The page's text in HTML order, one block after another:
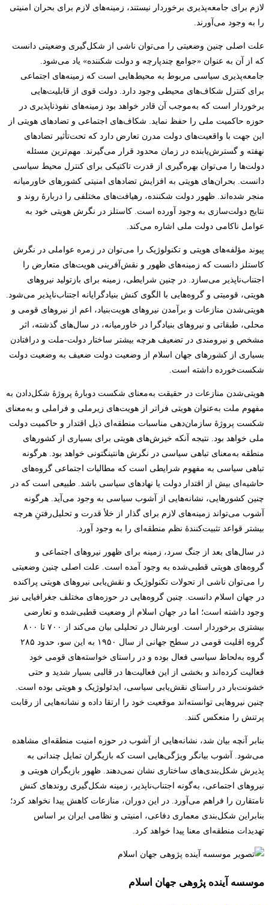
لازم برای جامعه‌پذیری برخوردار نیستند، زمینه‌های لازم برای بحران امنیتی
را به وجود می‌آورند.
علت اصلی چنین وضعیتی را می‌توان ناشی از شکل‌گیری وضعیتی دانست
که از آن به عنوان «جوامع چندپارچه و دولت شکننده» یاد می‌شود.
جامعه‌پذیری سیاسی مربوط به محیط‌هایی است که زمینه‌های اجتماعی
برای کنترل شکاف‌های محیطی وجود دارد. دولت قوی از قابلیت‌هایی
برخوردار است که به‌موجب آن قادر خواهد بود زمینه‌های نفوذناپذیری در
حوزه حاکمیت ملی را حفظ نماید. شکاف‌های اجتماعی و تضادهای هویتی از
این جهت با واقعیت‌های دولت مدرن تعارض دارد که تحت‌تأثیر تضادهای
نهفته و گسترش‌یابنده در زمان محدود قرار می‌گیرند. مهم‌ترین مسئله
دولت‌ها را می‌توان بهره‌گیری از قدرت تاکتیکی برای کنترل محیط سیاسی
دانست. بحران‌های هویتی به افزایش تضادهای امنیتی کشورهای خاورمیانه
منجر شده‌اند. ظهور دولت شکننده، رهیافت‌های مختلفی را دربارۀ روند و
نتایج دولت‌سازی به وجود آورده است. کاستلز در نگرش هویتی خود به
عوامل ناکامی دولت ملی اشاره می‌کند.
پیوند مؤلفه‌های هویتی و تکنولوژیک را می‌توان در زمره عواملی در نگرش
کاستلز دانست که زمینه‌های ظهور و نقش‌آفرینی هویت‌های متعارض را
اجتناب‌ناپذیر می‌سازد. در چنین شرایطی، زمینه برای بازتولید نیروهای
هویتی، قومیتی و گروه‌هایی با الگوی کنش بنیادگرایانه اجتناب‌ناپذیر می‌شود.
هویتی‌شدن منازعات و برآمدن نیروهای هویت‌بنیاد، اعم از نیروهای قومی و
محلی، طبقاتی و نیروهای بنیادگرا در خاورمیانه، در سال‌های گذشته، اثر
مشخص و نیرومندی در تضعیف هرچه بیشتر ساختار دولت-ملت و درافتادن
بسیاری از کشورهای جهان اسلام از وضعیت دولت ضعیف به وضعیت دولت
شکست‌خورده داشته است.
هویتی‌شدن منازعات در حقیقت به‌معنای شکست دوبارۀ پروژۀ شکل‌دادن به
مفهوم ملت به‌عنوان هویتی فراتر از هویت‌های زیرملی و فراملی و به‌معنای
شکست پروژۀ سازمان‌دهی مناسبات منطقه‌ای ذیل اقتدار و حاکمیت دولت
ملی خواهد بود. نتیجه آنکه خیزش‌های هویتی برای بسیاری از کشورهای
منطقه به‌معنای تباهی سیاسی در نگرش هانتینگتونی خواهد بود. هرگونه
تباهی سیاسی به مفهوم شرایطی است که مطالبات اجتماعی گروه‌های
حاشیه‌ای بیش از اقتدار دولت یا نهادهای سیاسی باشد. طبیعی است که در
چنین کشورهایی، نشانه‌هایی از آشوب سیاسی به وجود می‌آید. هرگونه
آشوب می‌تواند زمینه‌های لازم برای گذار از خلأ قدرت و تحلیل‌رفتنِ هرچه
بیشتر قواعد تثبیت‌کنندۀ نظم منطقه‌ای را به وجود آورد.
در سال‌های بعد از جنگ سرد، زمینه برای ظهور نیروهای اجتماعی و
گروه‌های هویتی قطبی‌شده به وجود آمده است. علت اصلی چنین وضعیتی
را می‌توان ناشی از تحولات تکنولوژیک و نقش‌یابی نیروهای هویتی پراکنده
در جهان اسلام دانست. چنین گروه‌هایی در حوزه‌های مختلف جغرافیایی نیز
وجود داشته است؛ اما در جهان اسلام از وضعیت قطبی‌شده و تعارضی
بیشتری برخوردار است. اوبرشال در تحلیلی بیان می‌کند از ۷۰۰ تا ۸۰۰
گروه اقلیت قومی در سطح جهانی از سال ۱۹۵۰ به این سو، حدود ۲۸۵
گروه به‌لحاظ سیاسی فعال بوده و در راستای خواسته‌های قومی خود
فعالیت کرده‌اند و بخشی از این فعالیت‌ها در قالبی بسیار شدید و حتی
خشونت‌بار در راستای نقش‌یابی سیاسی، ایدئولوژیک و هویتی بوده است.
چنین نیروهایی توانسته‌اند موقعیت خود را ارتقا داده و نشانه‌هایی از رقابت
پرتنش را منعکس کنند.
بنابر آنچه بیان شد، نشانه‌هایی از آشوب در حوزه امنیت منطقه‌ای مشاهده
می‌شود. آشوب بیانگر ویژگی‌هایی است که بازیگران تمایل چندانی به
پذیرش شکل‌بندی‌های ساختاری نشان نمی‌دهند. ظهور بازیگران هویتی و
نیروهای اجتماعی، به‌گونه اجتناب‌ناپذیر، زمینه شکل‌گیری روندهای کنش
نامتقارن را فراهم می‌آورد. در این دوران، منازعات کاهش پیدا نخواهد کرد؛
بنابراین شکل‌بندی معماری دفاعی، امنیتی و نظامی ایران بر اساس
تهدیدات منطقه‌ای معنا پیدا خواهد کرد.
موسسه آینده پژوهی جهان اسلام